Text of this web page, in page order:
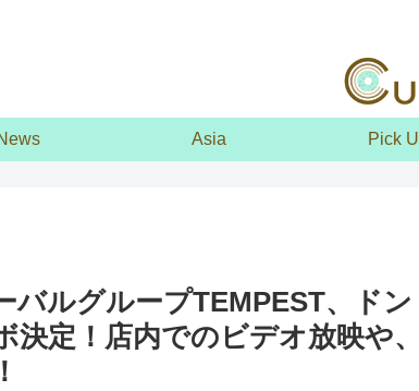
Asia Pick
バルグループTEMPEST、ド
決定！店内でのビデオ放映や